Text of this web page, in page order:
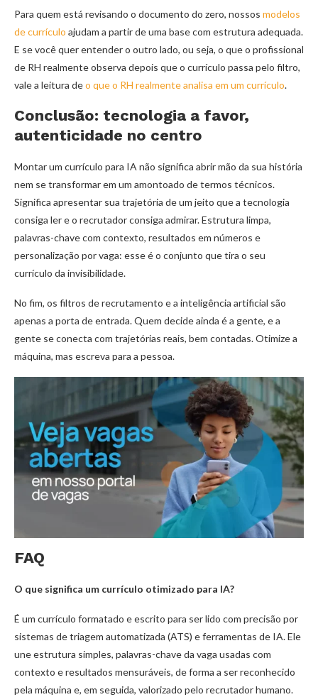
Para quem está revisando o documento do zero, nossos modelos
de currículo ajudam a partir de uma base com estrutura adequada.
E se você quer entender o outro lado, ou seja, o que o profissional
de RH realmente observa depois que o currículo passa pelo filtro,
vale a leitura deo que o RH realmente analisa em um currículo.
Conclusão: tecnologia a favor,
autenticidade no centro
Montar um currículo para IA não significa abrir mão da sua história
nem se transformar em um amontoado de termos técnicos.
Significa apresentar sua trajetória de um jeito que a tecnologia
consiga ler e o recrutador consiga admirar. Estrutura limpa,
palavras-chave com contexto, resultados em números e
personalização por vaga: esse é o conjunto que tira o seu
currículo da invisibilidade.
No fim, os filtros de recrutamento e a inteligência artificial são
apenas a porta de entrada. Quem decide ainda é a gente, e a
gente se conecta com trajetórias reais, bem contadas. Otimize a
máquina, mas escreva para a pessoa.
FAQ
O que significa um currículo otimizado para IA?
É um currículo formatado e escrito para ser lido com precisão por
sistemas de triagem automatizada (ATS) e ferramentas de IA. Ele
une estrutura simples, palavras-chave da vaga usadas com
contexto e resultados mensuráveis, de forma a ser reconhecido
pela máquina e, em seguida, valorizado pelo recrutador humano.